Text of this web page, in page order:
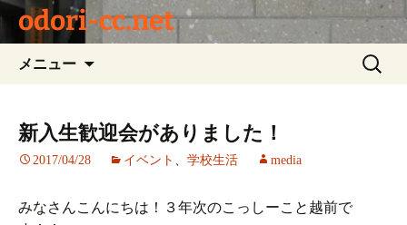
odori-cc.net
メニュー
ン
ツ
キ
検
索:
新入生歓迎会がありました！
2017/04/28 イベント 、 学校生活 media
みなさんこんにちは！３年次のこっしーこと越前で